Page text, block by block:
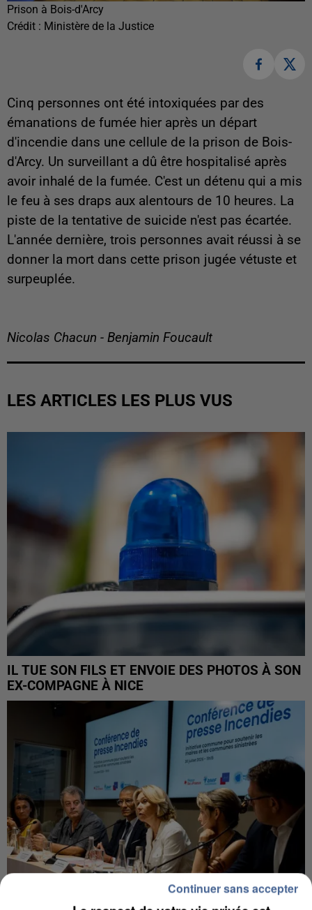
Prison à Bois-d'Arcy
Crédit : Ministère de la Justice
Cinq personnes ont été intoxiquées par des
émanations de fumée hier après un départ
d'incendie dans une cellule de la prison de Bois-
d'Arcy. Un surveillant a dû être hospitalisé après
avoir inhalé de la fumée. C'est un détenu qui a mis
le feu à ses draps aux alentours de 10 heures. La
piste de la tentative de suicide n'est pas écartée.
L'année dernière, trois personnes avait réussi à se
donner la mort dans cette prison jugée vétuste et
surpeuplée.
Nicolas Chacun - Benjamin Foucault
LES ARTICLES LES PLUS VUS
IL TUE SON FILS ET ENVOIE DES PHOTOS À SON
EX-COMPAGNE À NICE
Continuer sans accepter